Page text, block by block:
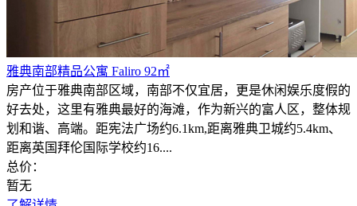
雅典南部精品公寓 Faliro 92㎡
房产位于雅典南部区域，南部不仅宜居，更是休闲娱乐度假的
好去处，这里有雅典最好的海滩，作为新兴的富人区，整体规
划和谐、高端。距宪法广场约6.1km,距离雅典卫城约5.4km、
距离英国拜伦国际学校约16....
总价：
暂无